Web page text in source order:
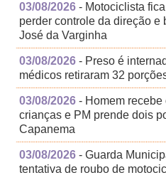
03/08/2026 - Motociclista
perder controle da direção e
José da Varginha
03/08/2026 - Preso é
médicos retiraram 32
03/08/2026 - Homem
crianças e PM prende dois
Capanema
03/08/2026 - Guarda
tentativa de roubo de